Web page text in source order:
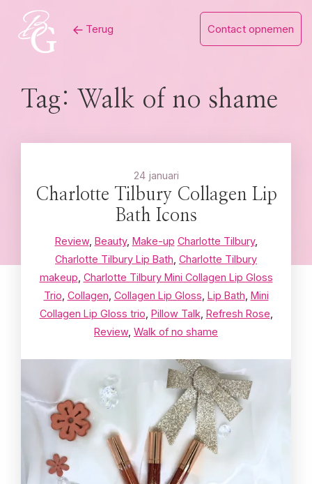
content
Terug Contact opnemen
Tag: Walk of no shame
24 januari
Charlotte Tilbury Collagen Lip
Bath Icons
Review, Beauty, Make-up Charlotte Tilbury,
Charlotte Tilbury Lip Bath Charlotte Tilbury
makeup Charlotte Tilbury Mini Collagen Lip Gloss
Trio Collagen Collagen Lip Gloss Lip Bath Mini
Collagen Lip Gloss trio Pillow Talk Refresh Rose
Review, Walk of no shame